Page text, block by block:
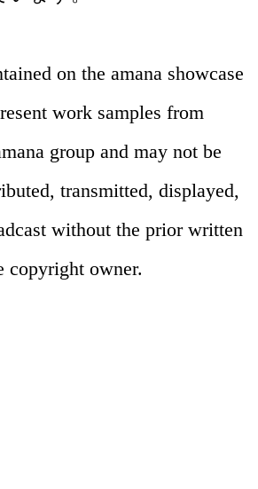
on the amana showcase
work samples from
group and may not be
transmitted, displayed,
without the prior written
copyright owner.
ション
ジタル、雑誌、店頭、
Web・App 他）
サイト、ECサイト、キャ